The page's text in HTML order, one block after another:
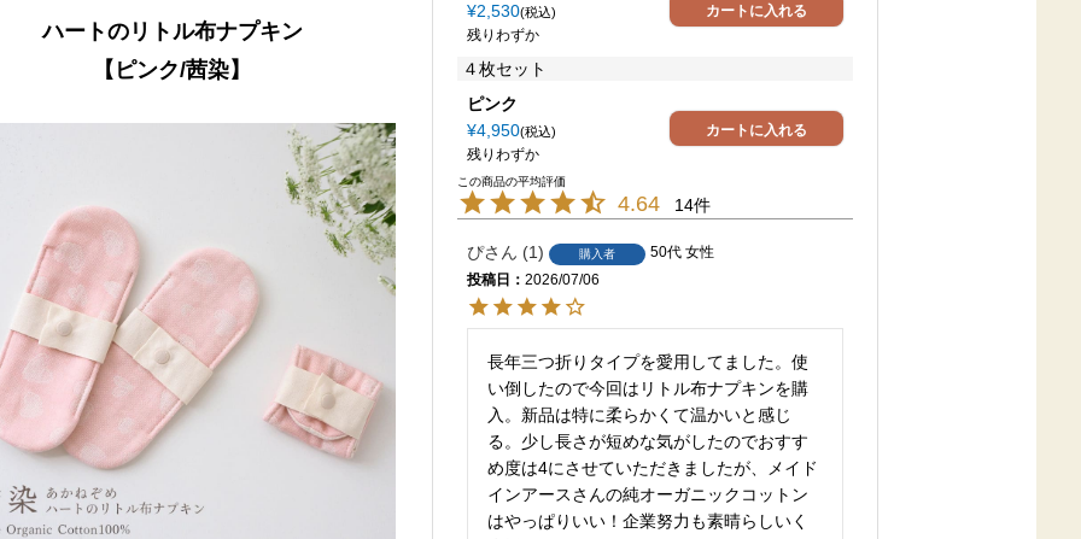
ハートのリトル布ナプキン
【ピンク/茜染】
¥2,530 税込
残りわずか
カートに入れる
４枚セット
ピンク
¥4,950 税込
残りわずか
カートに入れる
4.64 14
ぴ 1 購入者 50代 女性
投稿日
2026/07/06
長年三つ折りタイプを愛用してました。使
い倒したので今回はリトル布ナプキンを購
入。新品は特に柔らかくて温かいと感じ
る。少し長さが短めな気がしたのでおすす
め度は4にさせていただきましたが、メイド
インアースさんの純オーガニックコットン
はやっぱりいい！企業努力も素晴らしいく